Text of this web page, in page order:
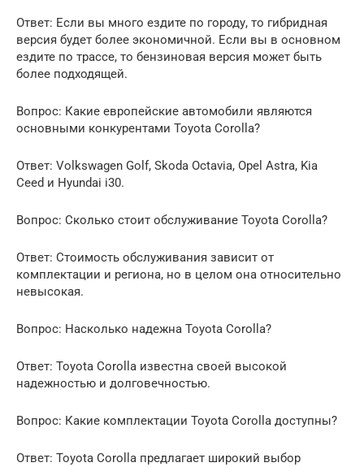
Ответ: Если вы много ездите по городу, то гибридная
версия будет более экономичной. Если вы в основном
ездите по трассе, то бензиновая версия может быть
более подходящей.
Вопрос: Какие европейские автомобили являются
основными конкурентами Toyota Corolla?
Ответ: Volkswagen Golf, Skoda Octavia, Opel Astra, Kia
Ceed и Hyundai i30.
Вопрос: Сколько стоит обслуживание Toyota Corolla?
Ответ: Стоимость обслуживания зависит от
комплектации и региона, но в целом она относительно
невысокая.
Вопрос: Насколько надежна Toyota Corolla?
Ответ: Toyota Corolla известна своей высокой
надежностью и долговечностью.
Вопрос: Какие комплектации Toyota Corolla доступны?
Ответ: Toyota Corolla предлагает широкий выбор